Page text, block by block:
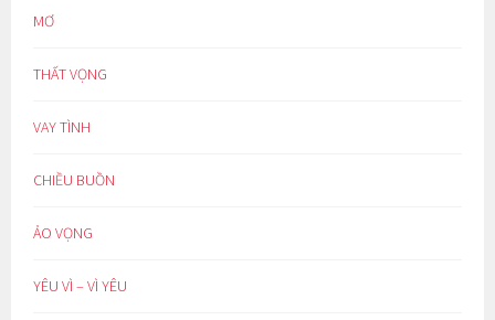
MƠ
THẤT VỌNG
VAY TÌNH
CHIỀU BUỒN
ẢO VỌNG
YÊU VÌ – VÌ YÊU